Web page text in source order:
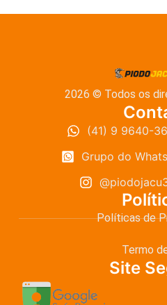
2026 © Todos os
(41) 9 9640-
Grupo do
Políticas de
Termo
Site